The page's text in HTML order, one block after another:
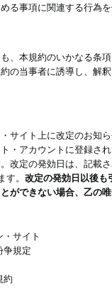
る事項に関連する行為
、本規約のいかなる条
の当事者に誘導し、解
サイト上に改定のお知
・アカウントに登録さ
改定の発効日は、記載
。 改定の発効日以後も
ができない場合、乙の
サイト
争規定
約